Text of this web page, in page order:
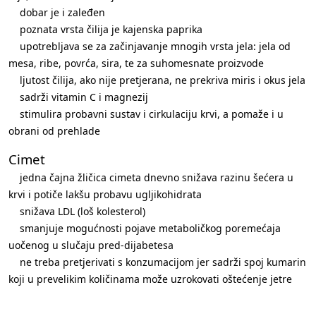
dobar je i zaleđen
poznata vrsta čilija je kajenska paprika
upotrebljava se za začinjavanje mnogih vrsta jela: jela od
mesa, ribe, povrća, sira, te za suhomesnate proizvode
ljutost čilija, ako nije pretjerana, ne prekriva miris i okus jela
sadrži vitamin C i magnezij
stimulira probavni sustav i cirkulaciju krvi, a pomaže i u
obrani od prehlade
Cimet
jedna čajna žličica cimeta dnevno snižava razinu šećera u
krvi i potiče lakšu probavu ugljikohidrata
snižava LDL (loš kolesterol)
smanjuje mogućnosti pojave metaboličkog poremećaja
uočenog u slučaju pred-dijabetesa
ne treba pretjerivati s konzumacijom jer sadrži spoj kumarin
koji u prevelikim količinama može uzrokovati oštećenje jetre